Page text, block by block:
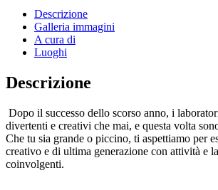
Descrizione
Galleria immagini
A cura di
Luoghi
Descrizione
Dopo il successo dello scorso anno, i
divertenti e creativi che mai, e questa volta
Che tu sia grande o piccino, ti aspettiamo per
creativo e di ultima generazione con attività e
coinvolgenti.